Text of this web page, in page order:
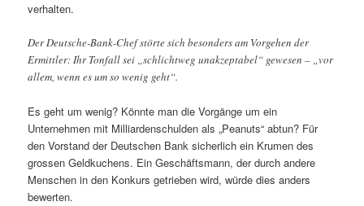
verhalten.
Der Deutsche-Bank-Chef störte sich besonders am Vorgehen der
Ermittler: Ihr Tonfall sei „schlichtweg unakzeptabel“ gewesen – „vor
allem, wenn es um so wenig geht“.
Es geht um wenig? Könnte man die Vorgänge um ein
Unternehmen mit Milliardenschulden als „Peanuts“ abtun? Für
den Vorstand der Deutschen Bank sicherlich ein Krumen des
grossen Geldkuchens. Ein Geschäftsmann, der durch andere
Menschen in den Konkurs getrieben wird, würde dies anders
bewerten.